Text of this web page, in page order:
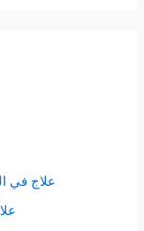
علاج في